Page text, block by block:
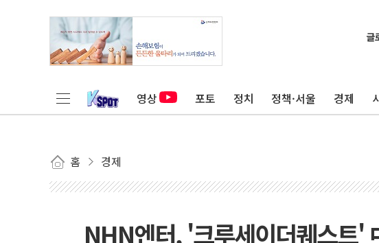
영상 포토 정치 정책·서울 경제
홈 경제
NHN엔터, '크루세이더퀘스트'